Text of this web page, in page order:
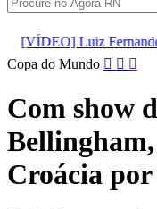
faz dois, tem outro
Pular
para
conteúdo
Copa do Mundo
Com show
Croácia por